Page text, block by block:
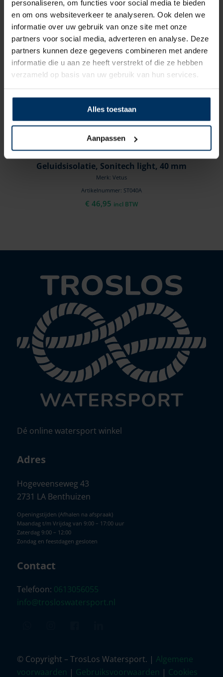
personaliseren, om functies voor social media te bieden
en om ons websiteverkeer te analyseren. Ook delen we
informatie over uw gebruik van onze site met onze
partners voor social media, adverteren en analyse. Deze
partners kunnen deze gegevens combineren met andere
informatie die u aan ze heeft verstrekt of die ze hebben
verzameld op basis van uw gebruik van hun services.
Alles toestaan
Aanpassen
Geluidsisolatie, Sonitech light, 40 mm
Merk: Vetus
Artikelnummer: ST040A
€ 46,95 incl BTW
Dé online watersport winkel
Adres
Hogeveenseweg 43
2731 LA Benthuizen
Openingstijden (Afhalen na afspraak)
Maandag t/m Vrijdag van 9:00 – 17:00 uur
Zaterdag 9:00 – 12:00
Zondag en feestdagen gesloten
Contact
Telefoon: 0613056055
info@trosloswatersport.nl
© Copyright – TrosLos Watersport. | Algemene
voorwaarden | Gebruiksvoorwaarden | Cookies